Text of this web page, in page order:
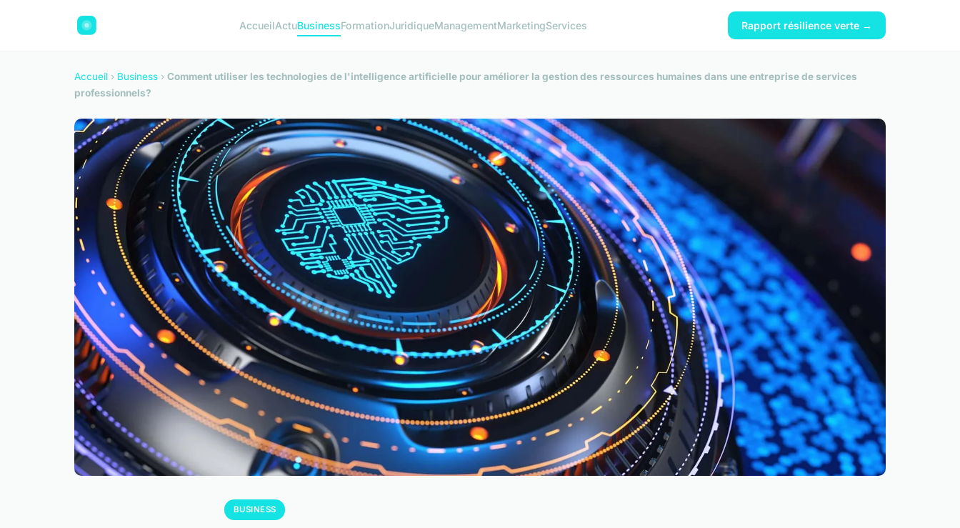
AccueilActuBusinessFormationJuridiqueManagementMarketingServices Rapport résilience verte →
Accueil › Business › Comment utiliser les technologies de l'intelligence artificielle pour améliorer la gestion des ressources humaines dans une entreprise de services
professionnels?
BUSINESS